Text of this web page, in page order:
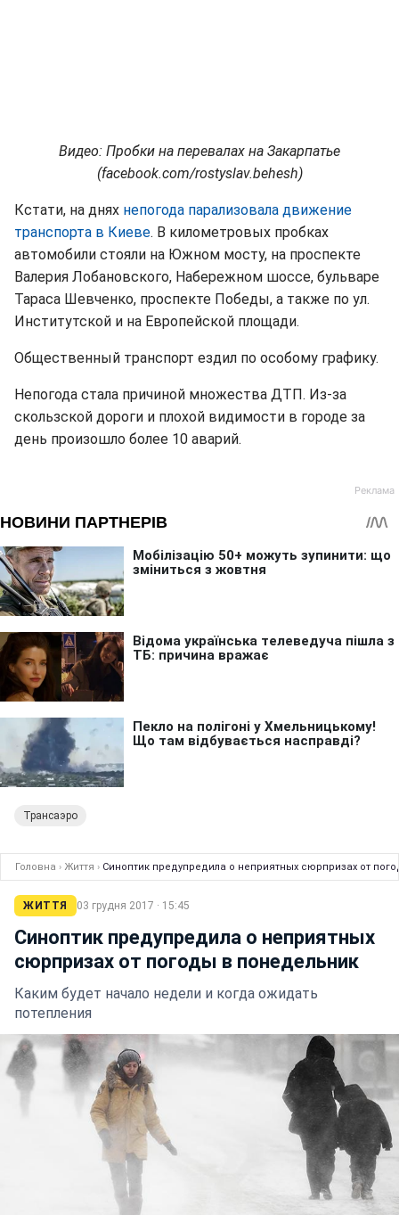
Видео: Пробки на перевалах на Закарпатье
(facebook.com/rostyslav.behesh)
Кстати, на днях непогода парализовала движение
транспорта в Киеве. В километровых пробках
автомобили стояли на Южном мосту, на проспекте
Валерия Лобановского, Набережном шоссе, бульваре
Тараса Шевченко, проспекте Победы, а также по ул.
Институтской и на Европейской площади.
Общественный транспорт ездил по особому графику.
Непогода стала причиной множества ДТП. Из-за
скользской дороги и плохой видимости в городе за
день произошло более 10 аварий.
Трансаэро
Головна › Життя › Синоптик предупредила о неприятных сюрпризах от
ЖИТТЯ 03 грудня 2017 · 15:45
Синоптик предупредила о неприятных
сюрпризах от погоды в понедельник
Каким будет начало недели и когда ожидать
потепления